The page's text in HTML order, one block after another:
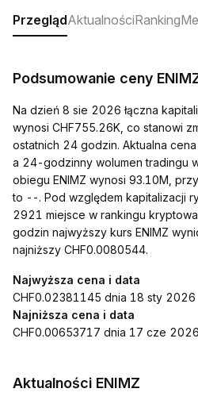
PrzeglądAktualnościRanking
Podsumowanie ceny
Na dzień 8 sie 2026 łączna
wynosi CHF755.26K, co stanowi
ostatnich 24 godzin. Aktualna
a 24-godzinny wolumen tradingu
obiegu ENIMZ wynosi 93.10M,
to --. Pod względem kapitalizacji
2921 miejsce w rankingu
godzin najwyższy kurs ENIMZ
najniższy CHF0.0080544.
Najwyższa cena i data
CHF0.02381145 dnia 18 sty 2026
Najniższa cena i data
CHF0.00653717 dnia 17 cze 2026
Aktualności ENIMZ